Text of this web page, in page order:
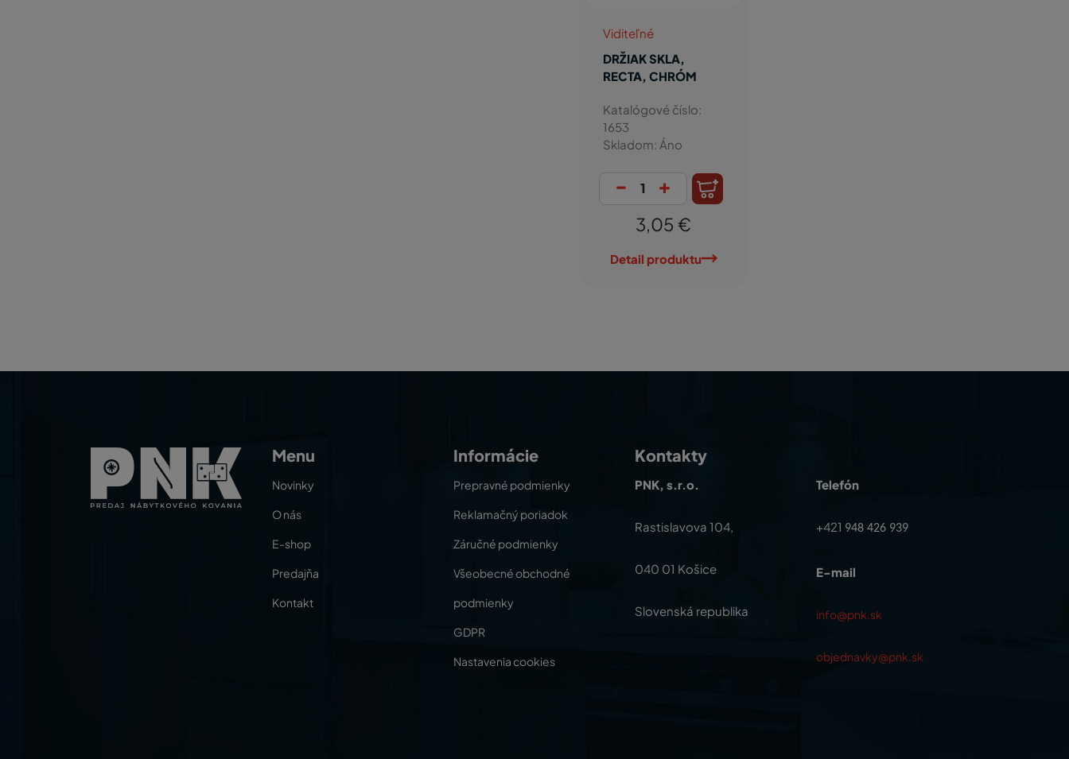
Viditeľné
DRŽIAK SKLA,
RECTA, CHRÓM
Katalógové číslo:
1653
Skladom: Áno
- +
3,05 €
Detail produktu
Menu
Novinky
O nás
E-shop
Predajňa
Kontakt
Informácie
Prepravné podmienky
Reklamačný poriadok
Záručné podmienky
Všeobecné obchodné
podmienky
GDPR
Nastavenia cookies
Kontakty
PNK, s.r.o.
Rastislavova 104,
040 01 Košice
Slovenská republika
Telefón
+421 948 426 939
E-mail
info@pnk.sk
objednavky@pnk.sk